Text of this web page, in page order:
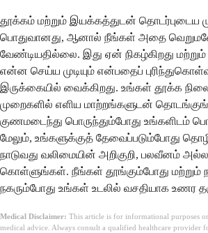
தூக்கம் மற்றும் இயக்கத்துடன் தொடர்புடைய
பொதுவானது, ஆனால் நீங்கள் அதை
வேண்டியதில்லை. இது ஏன் நிகழ்கிறது
என்ன செய்ய முடியும் என்பதைப்
இருக்கையில் வைக்கிறது. உங்கள் தூக்க
முறைகளில் எளிய மாற்றங்களுடன்
குணமடைந்து பொருந்தும்போது உங்களிடம்
மேலும், உங்களுக்குத் தேவைப்படும்போது
நாடுவது வலிமையின் அறிகுறி, பலவீனம்
கொள்ளுங்கள். நீங்கள் தூங்கும்போது மற்றும்
நகரும்போது உங்கள் உடலில் வசதியாக உணர
Medical Disclaimer: This article is for informational purposes
medical advice. Always consult a qualified healthcare provider